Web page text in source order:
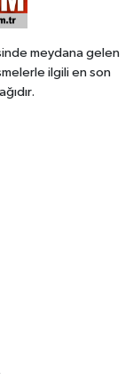
meydana gelen
ilgili en son